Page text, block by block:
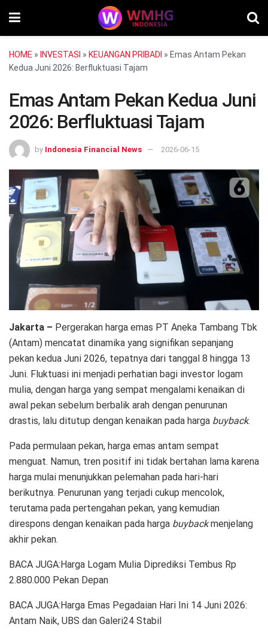
HOME » INVESTASI » KEUANGAN PRIBADI » Emas Antam Pekan
Kedua Juni 2026: Berfluktuasi Tajam
Emas Antam Pekan Kedua Juni
2026: Berfluktuasi Tajam
by Indonesia Financial News 2026-06-15
Jakarta – Pergerakan harga emas PT Aneka Tambang Tbk
(Antam) mencatat dinamika yang signifikan sepanjang
pekan kedua Juni 2026, tepatnya dari tanggal 8 hingga 13
Juni. Fluktuasi ini menjadi perhatian bagi investor logam
mulia, dengan harga yang sempat mengalami kenaikan di
awal pekan sebelum berbalik arah dengan penurunan
drastis, lalu ditutup dengan kenaikan pada harga buyback.
Pada permulaan pekan, harga emas antam sempat
menguat. Namun, tren positif ini tidak bertahan lama karena
harga mulai menunjukkan pelemahan pada hari-hari
berikutnya. Penurunan yang terjadi cukup mencolok,
terutama pada pertengahan pekan, yang kemudian
direspons dengan kenaikan pada harga buybackmenjelang
akhir pekan.
BACA JUGA:Harga Logam Mulia Diprediksi Tembus Rp
2.880.000 Pekan Depan
BACA JUGA:Harga Emas Pegadaian Hari Ini 14 Juni 2026:
Antam Naik, UBS dan Galeri24 Stabil